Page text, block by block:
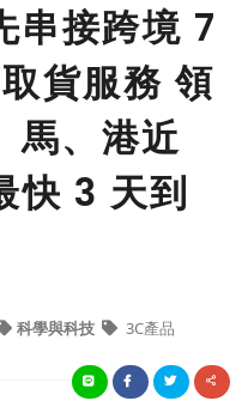
串接跨境 7
貨服務 領
馬、港近
快 3 天到
科學與科技 3C產品